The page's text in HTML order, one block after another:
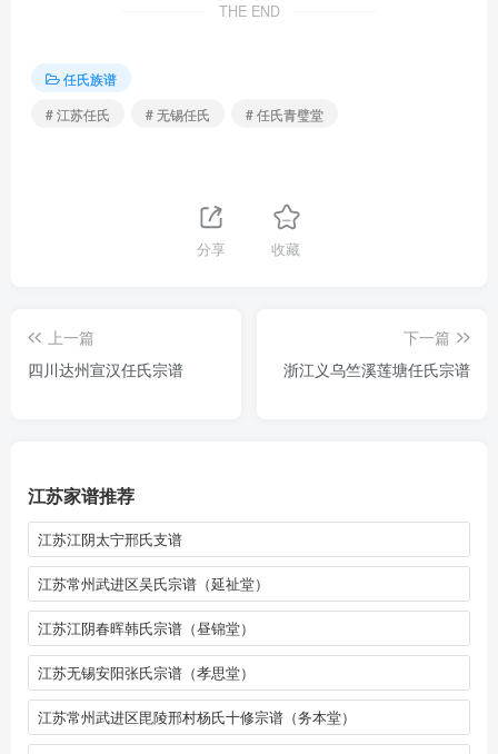
THE END
任氏族谱
# 江苏任氏
# 无锡任氏 # 任氏青璧堂
分享 收藏
上一篇
四川达州宣汉任氏宗谱
下一篇
浙江义乌竺溪莲塘任氏宗谱
江苏家谱推荐
江苏江阴太宁邢氏支谱
江苏常州武进区吴氏宗谱（延祉堂）
江苏江阴春晖韩氏宗谱（昼锦堂）
江苏无锡安阳张氏宗谱（孝思堂）
江苏常州武进区毘陵邢村杨氏十修宗谱（务本堂）